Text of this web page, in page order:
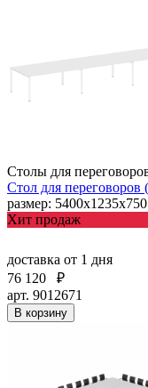
Столы для
Стол для
размер:
Хит продаж
доставка от 1 дня
76 120
₽
арт. 9012671
В корзину